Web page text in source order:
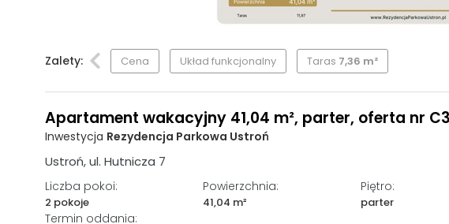
Zalety: Cena Układ funkcjonalny Taras 7,36 m²
Apartament wakacyjny 41,04 m², parter, oferta nr
Inwestycja Rezydencja Parkowa Ustroń
Ustroń, ul. Hutnicza 7
Liczba pokoi:
2 pokoje
Powierzchnia:
41,04 m²
Piętro:
parter
Termin oddania: